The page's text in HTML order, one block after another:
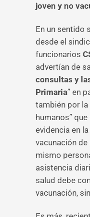
joven y no
En un sentido
desde el
funcionarios
advertían de
consultas y
Primaria” en
también por la
humanos”
evidencia en
vacunación de
mismo
asistencia
salud debe
vacunación,